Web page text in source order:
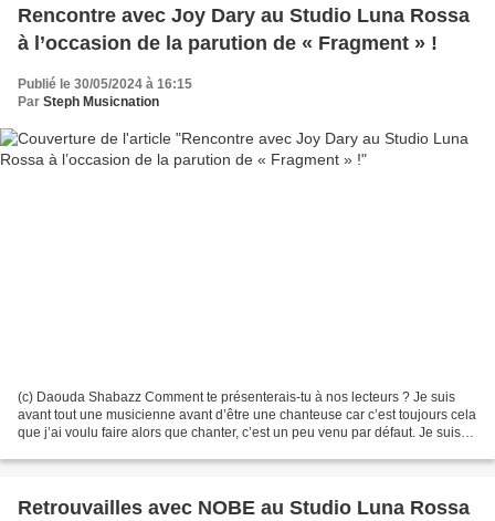
Rencontre avec Joy Dary au Studio Luna Rossa
à l’occasion de la parution de « Fragment » !
Publié le 30/05/2024 à 16:15
Par Steph Musicnation
(c) Daouda Shabazz Comment te présenterais-tu à nos lecteurs ? Je suis
avant tout une musicienne avant d’être une chanteuse car c’est toujours cela
que j’ai voulu faire alors que chanter, c’est un peu venu par défaut. Je suis
Retrouvailles avec NOBE au Studio Luna Rossa